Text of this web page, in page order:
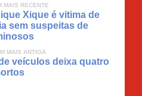
MAIS RECENTE
Xique é vitima de
sem suspeitas de
MAIS ANTIGA
veículos deixa quatro